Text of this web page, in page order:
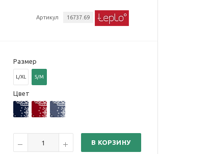
Артикул 16737.69
Размер
L/XL S/M
Цвет
В КОРЗИНУ